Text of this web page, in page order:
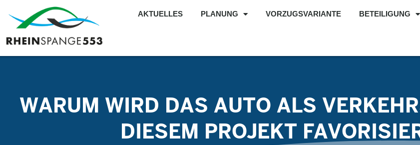
AKTUELLES PLANUNG VORZUGSVARIANTE BETEILIGUNG
WARUM WIRD DAS AUTO ALS
DIESEM PROJEKT